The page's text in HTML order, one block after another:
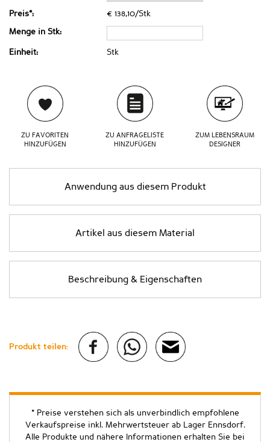
Preis*: € 138,10/Stk
Menge in Stk:
Einheit: Stk
ZU FAVORITEN
HINZUFÜGEN
ZU ANFRAGELISTE
HINZUFÜGEN
ZUM LEBENSRAUM
DESIGNER
Anwendung aus diesem Produkt
Artikel aus diesem Material
Beschreibung & Eigenschaften
Produkt teilen:
* Preise verstehen sich als unverbindlich empfohlene
Verkaufspreise inkl. Mehrwertsteuer ab Lager Ennsdorf.
Alle Produkte und nähere Informationen erhalten Sie bei